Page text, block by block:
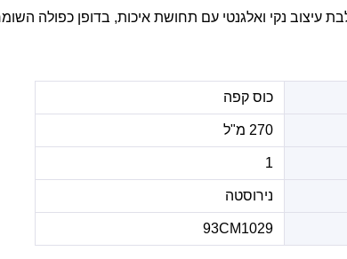
270 מ"ל — משלבת עיצוב נקי ואלגנטי עם תחושת איכות, בדופן
כוס קפה
270 מ"ל
1
נירוסטה
93CM1029